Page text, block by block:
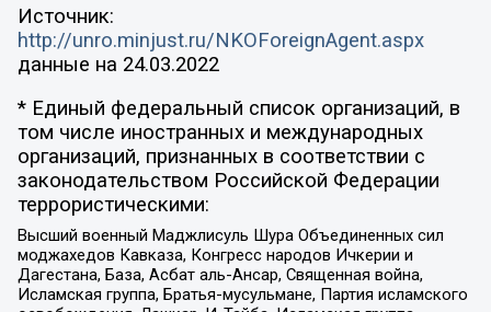
Источник:
http://unro.minjust.ru/NKOForeignAgent.aspx
данные на 24.03.2022
* Единый федеральный список организаций, в
том числе иностранных и международных
организаций, признанных в соответствии с
законодательством Российской Федерации
террористическими:
Высший военный Маджлисуль Шура Объединенных сил
моджахедов Кавказа, Конгресс народов Ичкерии и
Дагестана, База, Асбат аль-Ансар, Священная война,
Исламская группа, Братья-мусульмане, Партия исламского